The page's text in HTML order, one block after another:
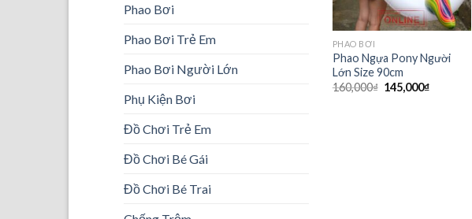
Phao Bơi
Phao Bơi Trẻ Em
Phao Bơi Người Lớn
Phụ Kiện Bơi
Đồ Chơi Trẻ Em
Đồ Chơi Bé Gái
Đồ Chơi Bé Trai
PHAO BƠI
Phao Ngựa Pony Người
Lớn Size 90cm
160,000₫ Giá
145,000₫Giá